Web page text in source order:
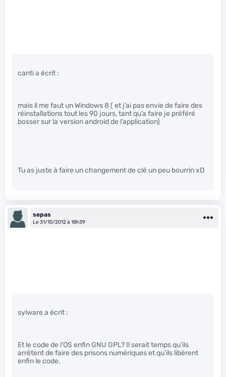
canti a écrit :
mais il me faut un Windows 8 ( et j’ai pas envie de faire des
réinstallations tout les 90 jours, tant qu’a faire je préféré
bosser sur la version android de l’application)
Tu as juste à faire un changement de clé un peu bourrin xD
sepas
Le 31/10/2012 à 18h39
sylware a écrit :
Et le code de l’OS enfin GNU GPL? Il serait temps qu’ils
arrêtent de faire des prisons numériques et qu’ils libèrent
enfin le code.